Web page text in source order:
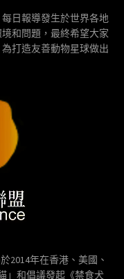
日報導發生於世界各地
和問題，最終希望大家
打造友善動物星球做出
2014年在香港、美國、
」和倡議發起《禁食犬